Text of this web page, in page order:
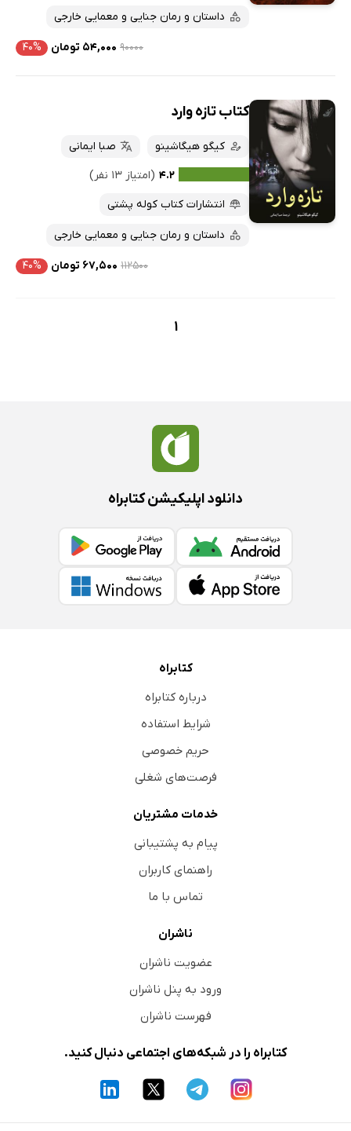
داستان و رمان جنایی و معمایی خارجی
۹۰۰۰۰ ۵۴,۰۰۰ تومان ۴۰%
کتاب تازه وارد
کیگو هیگاشینو
صبا ایمانی
۴.۲ (امتیاز ۱۳ نفر)
انتشارات کتاب کوله پشتی
داستان و رمان جنایی و معمایی خارجی
۱۱۲۵۰۰ ۶۷,۵۰۰ تومان ۴۰%
1
دانلود اپلیکیشن کتابراه
کتابراه
درباره کتابراه
شرایط استفاده
حریم خصوصی
فرصت‌های شغلی
خدمات مشتریان
پیام به پشتیبانی
راهنمای کاربران
تماس با ما
ناشران
عضویت ناشران
ورود به پنل ناشران
فهرست ناشران
کتابراه را در شبکه‌های اجتماعی دنبال کنید.